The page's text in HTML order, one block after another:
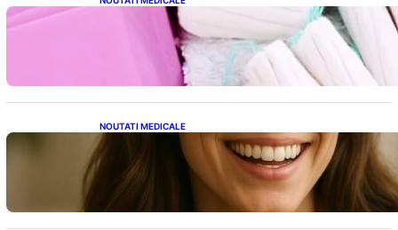
Tampoanele menstruale: O analiză profundă
a riscurilor legate de metale toxice
NOUTATI MEDICALE
Ceaiul – Băutura care protejează inima:
Descoperiri recente despre beneficiile
consumului zilnic